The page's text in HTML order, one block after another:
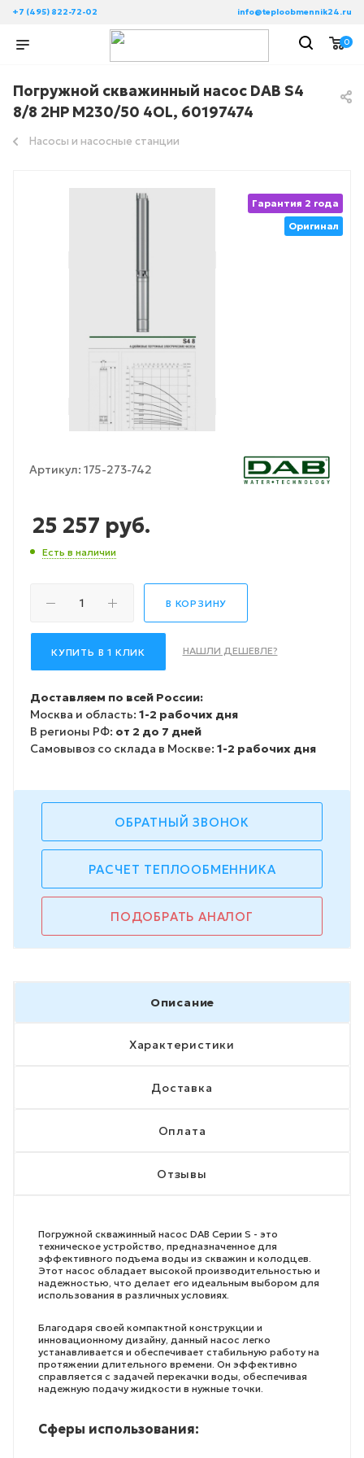
+7 (495) 822-72-02 info@teploobmennik24.ru
0
Погружной скважинный насос DAB S4
8/8 2HP M230/50 4OL, 60197474
Насосы и насосные станции
Гарантия 2 года
Оригинал
Артикул: 175-273-742
25 257 руб.
Есть в наличии
В КОРЗИНУ
КУПИТЬ В 1 КЛИК НАШЛИ ДЕШЕВЛЕ?
Доставляем по всей России:
Москва и область: 1-2 рабочих дня
В регионы РФ: от 2 до 7 дней
Самовывоз со склада в Москве: 1-2 рабочих дня
ОБРАТНЫЙ ЗВОНОК
РАСЧЕТ ТЕПЛООБМЕННИКА
ПОДОБРАТЬ АНАЛОГ
Описание
Характеристики
Доставка
Оплата
Отзывы
Погружной скважинный насос DAB Серии S - это
техническое устройство, предназначенное для
эффективного подъема воды из скважин и колодцев.
Этот насос обладает высокой производительностью и
надежностью, что делает его идеальным выбором для
использования в различных условиях.
Благодаря своей компактной конструкции и
инновационному дизайну, данный насос легко
устанавливается и обеспечивает стабильную работу на
протяжении длительного времени. Он эффективно
справляется с задачей перекачки воды, обеспечивая
надежную подачу жидкости в нужные точки.
Сферы использования: